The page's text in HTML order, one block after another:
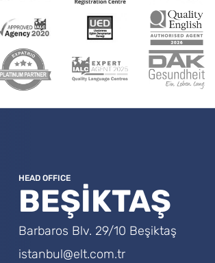
HEAD OFFICE
BEŞİKTAŞ
Barbaros Blv. 29/10 Beşiktaş
istanbul@elt.com.tr